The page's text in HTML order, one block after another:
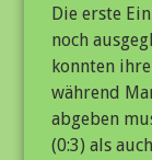
Die erste
noch
konnten
während
abgeben
(0:3) als